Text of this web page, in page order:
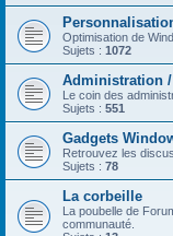
Optimisation de
Sujets : 1072
Administration
Le coin des
Sujets : 551
Gadgets
Retrouvez les
Sujets : 78
La corbeille
La poubelle de
communauté.